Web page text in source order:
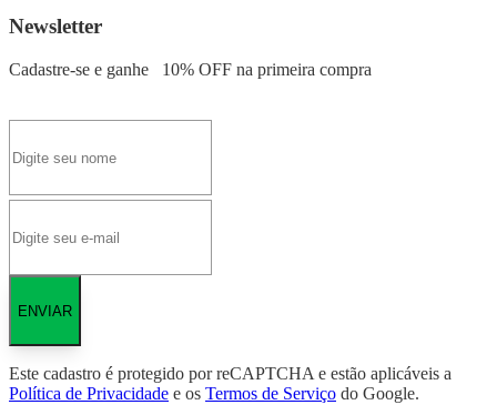
Newsletter
Cadastre-se e ganhe 10% OFF na primeira compra
ENVIAR
Este cadastro é protegido por reCAPTCHA e estão aplicáveis a
Política de Privacidade e os Termos de Serviço do Google.